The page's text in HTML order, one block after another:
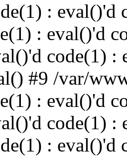
: eval()'d
: eval()'d
code(1) :
#9 /var/
: eval()'d
code(1) :
: eval()'d